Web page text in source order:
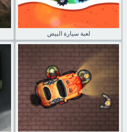
لعبة سيارة البيض